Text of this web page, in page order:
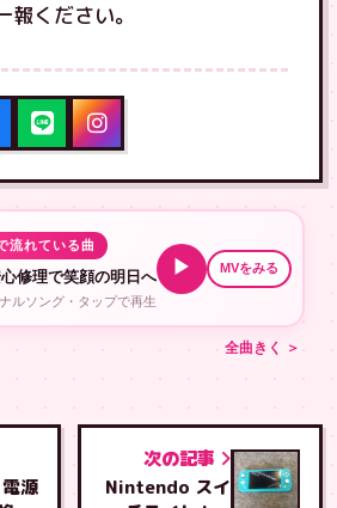
ください。
流れている曲
修理で笑顔の明日へ
ルソング・タップで再生
▶ MVをみる
全曲きく ＞
源
次の記事
Nintendo スイ